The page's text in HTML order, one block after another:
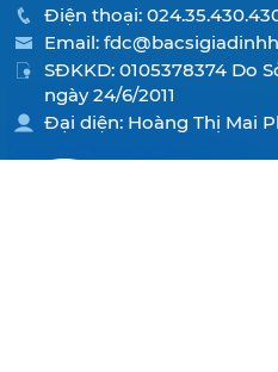
Điện thoại:
Email:
SĐKKD: 0105378374 Do
ngày 24/6/2011
Đại diện: Hoàng Thị Mai